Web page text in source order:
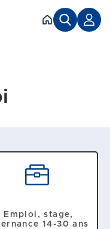
Emploi, stage,
14-30 ans